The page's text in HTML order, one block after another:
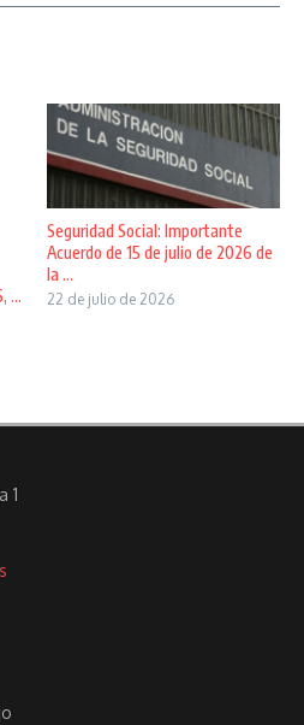
...
Seguridad Social: Importante
Acuerdo de 15 de julio de 2026 de
la ...
22 de julio de 2026
1